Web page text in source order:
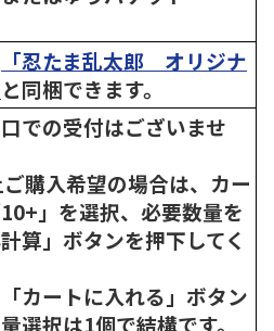
「忍たま乱太郎 オリジナ
と同梱できます。
での受付はございませ
購入希望の場合は、カー
」を選択、必要数量を
算」ボタンを押下してく
カートに入れる」ボタン
選択は1個で結構です。